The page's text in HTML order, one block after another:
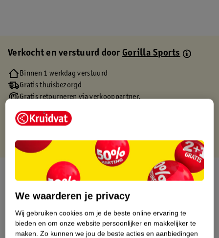
Verkocht en verstuurd doorGorilla Sports
Binnen 1 werkdag verstuurd
Gratis thuisbezorgd
Gratis retourneren via verkooppartner.
Over dit product
Productinformatie
Etiketinformatie
We waarderen je privacy
Wij gebruiken cookies om je de beste online ervaring te
bieden en om onze website persoonlijker en makkelijker te
maken. Zo kunnen we jou de beste acties en aanbiedingen